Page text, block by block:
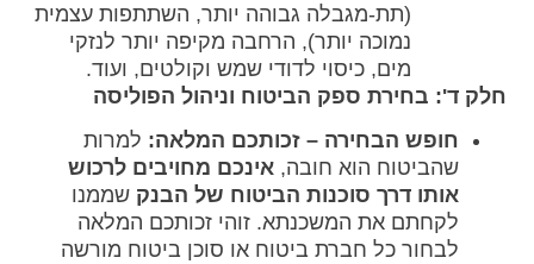
(תת-מגבלה גבוהה יותר, השתתפות עצמית
נמוכה יותר), הרחבה מקיפה יותר לנזקי
מים, כיסוי לדודי שמש וקולטים, ועוד.
חלק ד': בחירת ספק הביטוח וניהול הפוליסה
חופש הבחירה – זכותכם המלאה: למרות
שהביטוח הוא חובה, אינכם מחויבים לרכוש
אותו דרך סוכנות הביטוח של הבנק שממנו
לקחתם את המשכנתא. זוהי זכותכם המלאה
לבחור כל חברת ביטוח או סוכן ביטוח מורשה